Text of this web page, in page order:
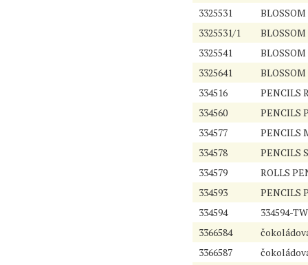
3325531
3325531/1
3325541
3325641
334516
PENCILS
334560
PENCILS
334577
PENCILS
334578
PENCILS
334579
ROLLS
334593
PENCILS
334594
334594-
3366584
3366587